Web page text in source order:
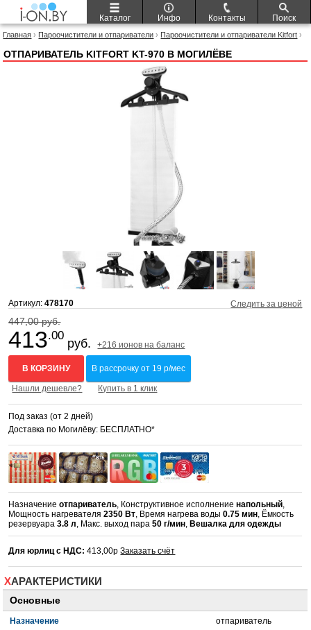
Каталог Инфо Контакты Поиск
Главная › Пароочистители и отпариватели › Пароочистители и отпариватели Kitfort ›
ОТПАРИВАТЕЛЬ KITFORT KT-970 В МОГИЛЁВЕ
Артикул:478170 Следить за ценой
447,00 руб.
413.00
руб. +216 ионов на баланс
В КОРЗИНУ В рассрочку от 19 р/мес
Нашли дешевле? Купить в 1 клик
Под заказ (от 2 дней)
Доставка по Могилёву: БЕСПЛАТНО*
Назначениеотпариватель, Конструктивное исполнениенапольный,
Мощность нагревателя2350 Вт, Время нагрева воды0.75 мин, Ёмкость
резервуара3.8 л, Макс. выход пара50 г/мин, Вешалка для одежды
Для юрлиц с НДС: 413,00рЗаказать счёт
ХАРАКТЕРИСТИКИ
Основные
Назначение отпариватель